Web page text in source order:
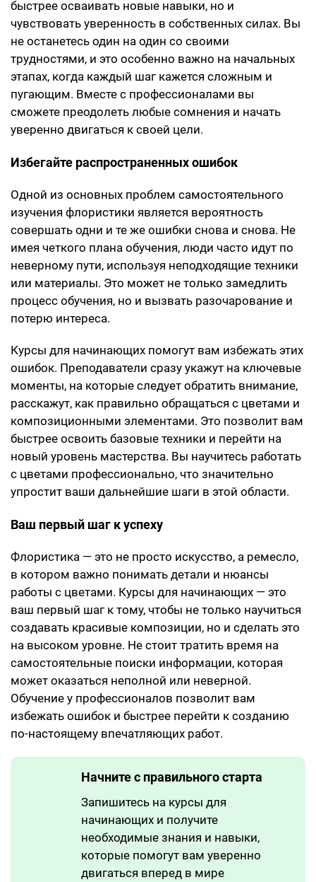
быстрее осваивать новые навыки, но и
чувствовать уверенность в собственных силах. Вы
не останетесь один на один со своими
трудностями, и это особенно важно на начальных
этапах, когда каждый шаг кажется сложным и
пугающим. Вместе с профессионалами вы
сможете преодолеть любые сомнения и начать
уверенно двигаться к своей цели.
Избегайте распространенных ошибок
Одной из основных проблем самостоятельного
изучения флористики является вероятность
совершать одни и те же ошибки снова и снова. Не
имея четкого плана обучения, люди часто идут по
неверному пути, используя неподходящие техники
или материалы. Это может не только замедлить
процесс обучения, но и вызвать разочарование и
потерю интереса.
Курсы для начинающих помогут вам избежать этих
ошибок. Преподаватели сразу укажут на ключевые
моменты, на которые следует обратить внимание,
расскажут, как правильно обращаться с цветами и
композиционными элементами. Это позволит вам
быстрее освоить базовые техники и перейти на
новый уровень мастерства. Вы научитесь работать
с цветами профессионально, что значительно
упростит ваши дальнейшие шаги в этой области.
Ваш первый шаг к успеху
Флористика — это не просто искусство, а ремесло,
в котором важно понимать детали и нюансы
работы с цветами. Курсы для начинающих — это
ваш первый шаг к тому, чтобы не только научиться
создавать красивые композиции, но и сделать это
на высоком уровне. Не стоит тратить время на
самостоятельные поиски информации, которая
может оказаться неполной или неверной.
Обучение у профессионалов позволит вам
избежать ошибок и быстрее перейти к созданию
по-настоящему впечатляющих работ.
Начните с правильного старта
Запишитесь на курсы для
начинающих и получите
необходимые знания и навыки,
которые помогут вам уверенно
двигаться вперед в мире